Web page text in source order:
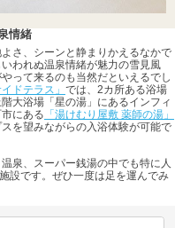
情緒
さ、シーンと静まりかえるなかで
われぬ温泉情緒が魅力の雪見風
って来るのも当然だといえるでし
ドテラス」 では、2カ所ある浴場
大浴場「星の湯」にあるインフィ
にある 「湯けむり屋敷 薬師の湯」
を望みながらの入浴体験が可能で
泉、スーパー銭湯の中でも特に人
設です。ぜひ一度は足を運んでみ